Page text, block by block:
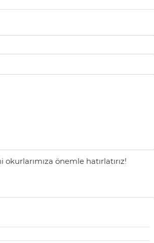
önemle hatırlatırız!